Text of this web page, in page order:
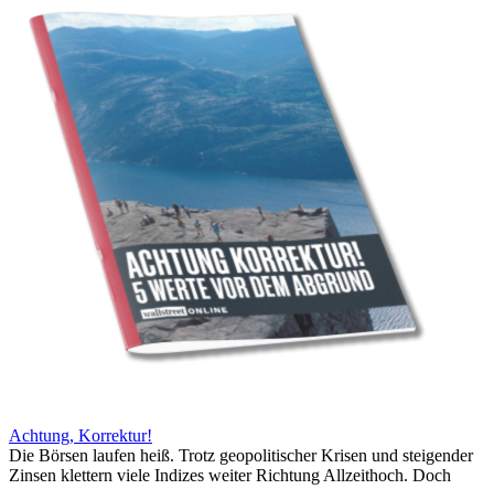
Achtung, Korrektur!
Die Börsen laufen heiß. Trotz geopolitischer Krisen und steigender
Zinsen klettern viele Indizes weiter Richtung Allzeithoch. Doch